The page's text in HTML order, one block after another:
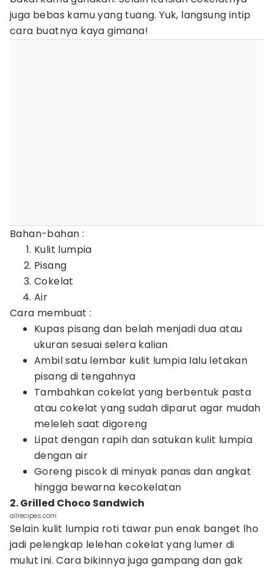
juga bebas kamu yang tuang. Yuk, langsung intip
cara buatnya kaya gimana!
Bahan-bahan :
Kulit lumpia
Pisang
Cokelat
Air
Cara membuat :
Kupas pisang dan belah menjadi dua atau
ukuran sesuai selera kalian
Ambil satu lembar kulit lumpia lalu letakan
pisang di tengahnya
Tambahkan cokelat yang berbentuk pasta
atau cokelat yang sudah diparut agar mudah
meleleh saat digoreng
Lipat dengan rapih dan satukan kulit lumpia
dengan air
Goreng piscok di minyak panas dan angkat
hingga bewarna kecokelatan
2. Grilled Choco Sandwich
allrecipes.com
Selain kulit lumpia roti tawar pun enak banget lho
jadi pelengkap lelehan cokelat yang lumer di
mulut ini. Cara bikinnya juga gampang dan gak